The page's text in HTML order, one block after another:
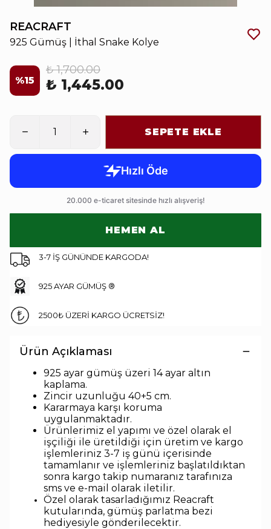
REACRAFT
925 Gümüş | İthal Snake Kolye
%15
₺ 1,700.00
₺ 1,445.00
SEPETE EKLE
HEMEN AL
3-7 İŞ GÜNÜNDE KARGODA!
925 AYAR GÜMÜŞ ®
2500₺ ÜZERİ KARGO ÜCRETSİZ!
Ürün Açıklaması
925 ayar gümüş üzeri 14 ayar altın
kaplama.
Zincir uzunluğu 40+5 cm.
Kararmaya karşı koruma
uygulanmaktadır.
Ürünlerimiz el yapımı ve özel olarak el
işçiliği ile üretildiği için üretim ve kargo
işlemleriniz 3-7 iş günü içerisinde
tamamlanır ve işlemleriniz başlatıldıktan
sonra kargo takip numaranız tarafınıza
sms ve e-mail olarak iletilir.
Özel olarak tasarladığımız Reacraft
kutularında, gümüş parlatma bezi
hediyesiyle gönderilecektir.